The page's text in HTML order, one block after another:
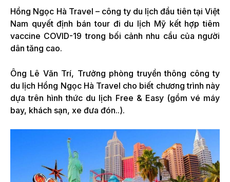
Hồng Ngọc Hà Travel – công ty du lịch đầu tiên tại Việt
Nam quyết định bán tour đi du lịch Mỹ kết hợp tiêm
vaccine COVID-19 trong bối cảnh nhu cầu của người
dân tăng cao.
Ông Lê Văn Trí, Trưởng phòng truyền thông công ty
du lịch Hồng Ngọc Hà Travel cho biết chương trình này
dựa trên hình thức du lịch Free & Easy (gồm vé máy
bay, khách sạn, xe đưa đón..).